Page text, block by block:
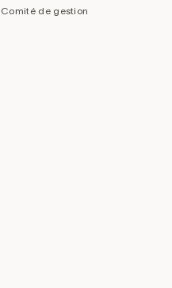
Comité de gestion